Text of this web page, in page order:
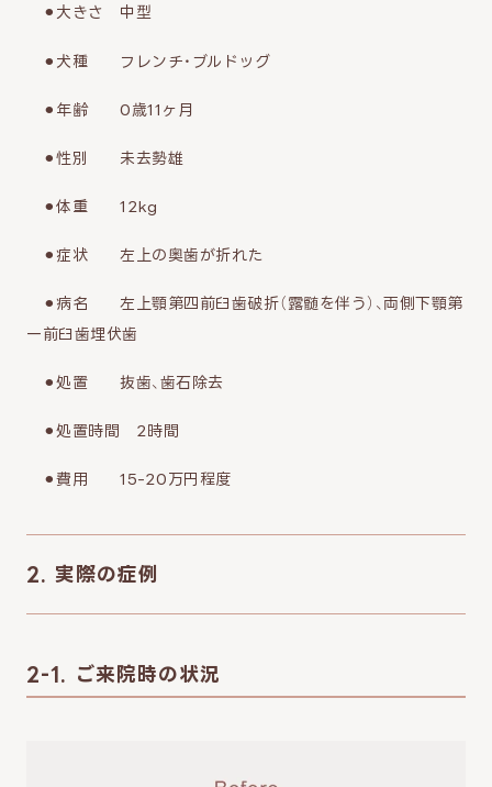
⚫︎大きさ 中型
⚫︎犬種 フレンチ・ブルドッグ
⚫︎年齢 0歳11ヶ月
⚫︎性別 未去勢雄
⚫︎体重 12kg
⚫︎症状 左上の奥歯が折れた
⚫︎病名 左上顎第四前臼歯破折（露髄を伴う）、両側下顎第
一前臼歯埋伏歯
⚫︎処置 抜歯、歯石除去
⚫︎処置時間 2時間
⚫︎費用 15-20万円程度
2. 実際の症例
2-1. ご来院時の状況